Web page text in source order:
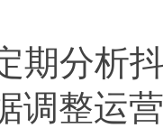
期分析
调整运